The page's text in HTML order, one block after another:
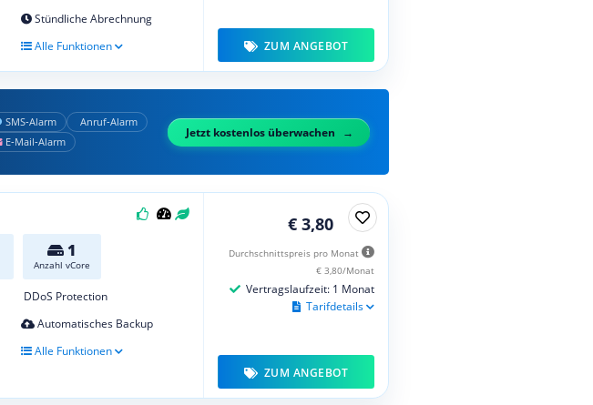
Stündliche Abrechnung
Alle Funktionen
ZUM ANGEBOT
SMS‑Alarm
Anruf‑Alarm
E‑Mail‑Alarm
Jetzt kostenlos überwachen
1
Anzahl vCore
DDoS Protection
Automatisches Backup
Alle Funktionen
€ 3,80
Durchschnittspreis pro Monat
€ 3,80/Monat
Vertragslaufzeit: 1 Monat
Tarifdetails
ZUM ANGEBOT